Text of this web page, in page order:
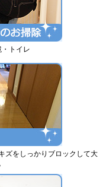
トイレ
ズをしっかりブロックして大